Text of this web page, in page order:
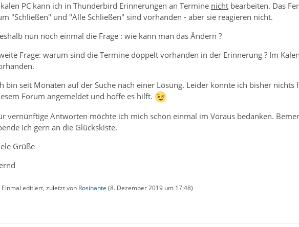
PC kann ich in Thunderbird Erinnerungen an Termine nichtbearbeiten. Das
"Schließen" und "Alle Schließen" sind vorhanden - aber sie reagieren nicht.
nun noch einmal die Frage : wie kann man das Ändern ?
Frage: warum sind die Termine doppelt vorhanden in der Erinnerung ? Im
bin seit Monaten auf der Suche nach einer Lösung. Leider konnte ich bisher
Forum angemeldet und hoffe es hilft.
vernünftige Antworten möchte ich mich schon einmal im Voraus bedanken.
ich gern an die Glückskiste.
Grüße
Einmal editiert, zuletzt von Rosinante (8. Dezember 2019 um 17:48)